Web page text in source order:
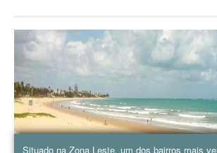
Situado na Zona Leste, um dos bairros mais